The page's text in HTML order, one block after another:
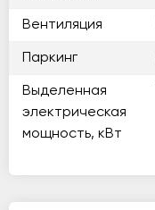
Вентиляция
Паркинг
Выделенная
электрическая
мощность, кВт